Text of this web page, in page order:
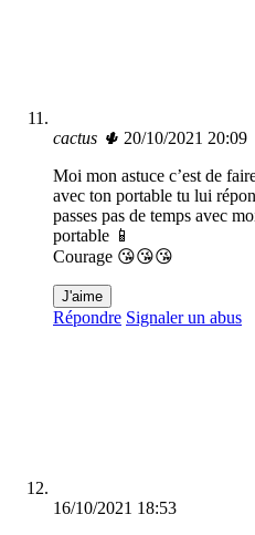
cactus 🌵 20/10/2021 20:09
Moi mon astuce c’est de
avec ton portable tu lui
passes pas de temps avec
portable 📱
Courage 😘😘😘
J'aime
Répondre Signaler un abus
16/10/2021 18:53